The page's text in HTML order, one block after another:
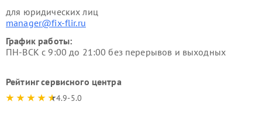
для юридических лиц
manager@fix-flir.ru
График работы:
ПН-ВСК с 9:00 до 21:00 без перерывов и выходных
Рейтинг сервисного центра
4.9-5.0